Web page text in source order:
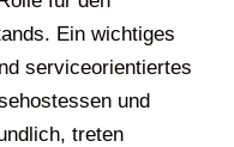
Ein wichtiges
serviceorientiertes
und
treten